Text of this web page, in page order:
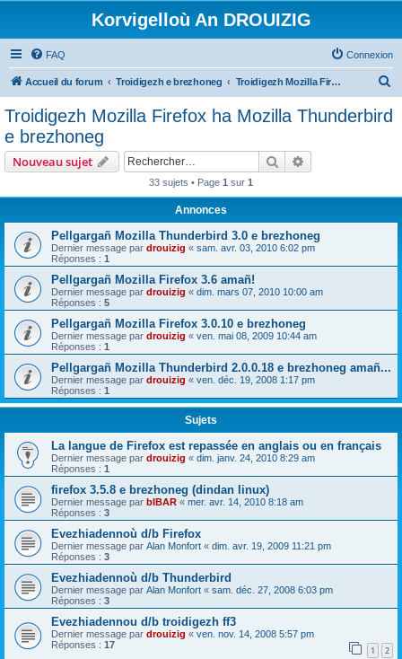
Korvigelloù An DROUIZIG
FAQ Connexion
Accueil du forum Troidigezh e brezhoneg Troidigezh Mozilla Firefox ha Mozilla Thunderbird e brezhoneg
Troidigezh Mozilla Firefox ha Mozilla Thunderbird
e brezhoneg
Nouveau sujet Rechercher
33 sujets • Page 1 sur 1
Annonces
Pellgargañ Mozilla Thunderbird 3.0 e brezhoneg
Dernier message par drouizig « sam. avr. 03, 2010 6:02 pm
Réponses : 1
Pellgargañ Mozilla Firefox 3.6 amañ!
Dernier message par drouizig « dim. mars 07, 2010 10:00 am
Réponses : 5
Pellgargañ Mozilla Firefox 3.0.10 e brezhoneg
Dernier message par drouizig « ven. mai 08, 2009 10:44 am
Réponses : 1
Pellgargañ Mozilla Thunderbird 2.0.0.18 e brezhoneg amañ...
Dernier message par drouizig « ven. déc. 19, 2008 1:17 pm
Réponses : 1
Sujets
La langue de Firefox est repassée en anglais ou en français
Dernier message par drouizig « dim. janv. 24, 2010 8:29 am
Réponses : 1
firefox 3.5.8 e brezhoneg (dindan linux)
Dernier message par bIBAR « mer. avr. 14, 2010 8:18 am
Réponses : 3
Evezhiadennoù d/b Firefox
Dernier message par Alan Monfort « dim. avr. 19, 2009 11:21 pm
Réponses : 3
Evezhiadennoù d/b Thunderbird
Dernier message par Alan Monfort « sam. déc. 27, 2008 6:03 pm
Réponses : 3
Evezhiadennou d/b troidigezh ff3
Dernier message par drouizig « ven. nov. 14, 2008 5:57 pm
Réponses : 17 1 2